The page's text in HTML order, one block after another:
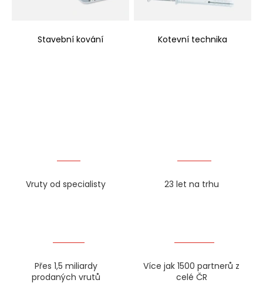
Stavební kování Kotevní technika
Vruty od specialisty 23 let na trhu
Přes 1,5 miliardy
prodaných vrutů
Více jak 1500 partnerů z
celé ČR